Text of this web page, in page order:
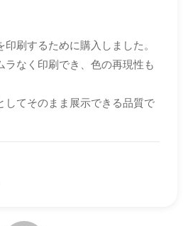
刷するために購入しました。
ラなく印刷でき、色の再現性も
してそのまま展示できる品質で